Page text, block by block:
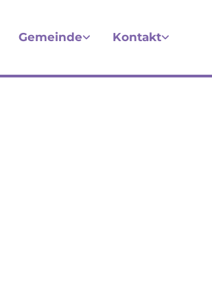
Gemeinde Kontakt